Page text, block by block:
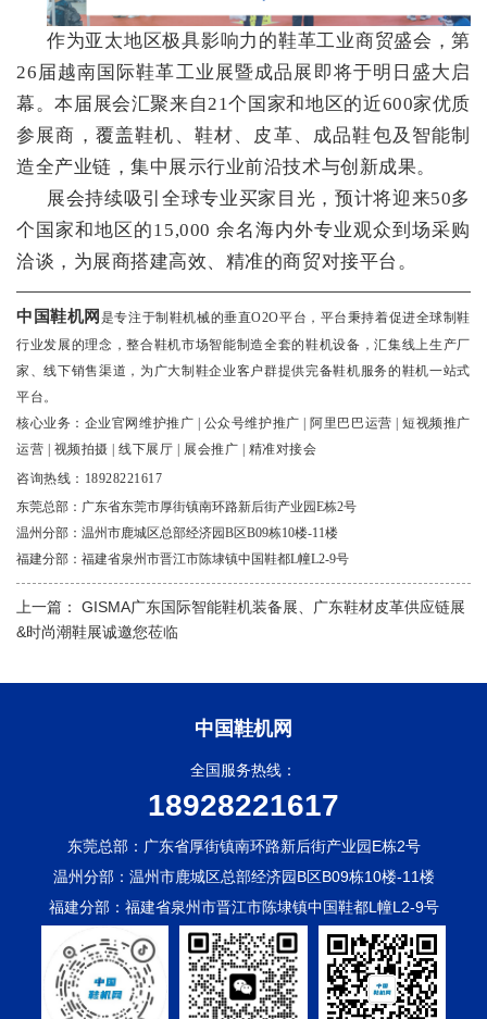
作为亚太地区极具影响力的鞋革工业商贸盛会，第
26届越南国际鞋革工业展暨成品展即将于明日盛大启
幕。本届展会汇聚来自21个国家和地区的近600家优质
参展商，覆盖鞋机、鞋材、皮革、成品鞋包及智能制
造全产业链，集中展示行业前沿技术与创新成果。
展会持续吸引全球专业买家目光，预计将迎来50多
个国家和地区的15,000 余名海内外专业观众到场采购
洽谈，为展商搭建高效、精准的商贸对接平台。
中国鞋机网 是专注于制鞋机械的垂直O2O平台，平台秉持着促进全球制鞋
行业发展的理念，整合鞋机市场智能制造全套的鞋机设备，汇集线上生产厂
家、线下销售渠道，为广大制鞋企业客户群提供完备鞋机服务的鞋机一站式
平台。
核心业务：企业官网维护推广 | 公众号维护推广 | 阿里巴巴运营 | 短视频推广
运营 | 视频拍摄 | 线下展厅 | 展会推广 | 精准对接会
咨询热线： 18928221617
东莞总部：广东省东莞市厚街镇南环路新后街产业园E栋2号
温州分部：温州市鹿城区总部经济园B区B09栋10楼-11楼
福建分部：福建省泉州市晋江市陈埭镇中国鞋都L幢L2-9号
上一篇： GISMA广东国际智能鞋机装备展、广东鞋材皮革供应链展
&时尚潮鞋展诚邀您莅临
中国鞋机网
全国服务热线：
18928221617
东莞总部：广东省厚街镇南环路新后街产业园E栋2号
温州分部：温州市鹿城区总部经济园B区B09栋10楼-11楼
福建分部：福建省泉州市晋江市陈埭镇中国鞋都L幢L2-9号